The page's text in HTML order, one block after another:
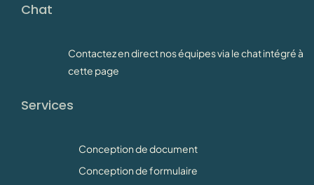
Chat
Contactez en direct nos équipes via le chat intégré à
cette page
Services
Conception de document
Conception de formulaire